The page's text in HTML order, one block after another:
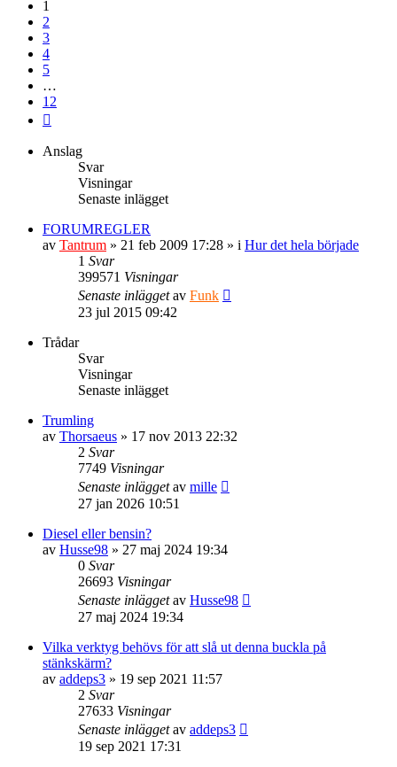
1
2
3
4
5
…
12
Anslag
Svar
Visningar
Senaste inlägget
FORUMREGLER
av Tantrum » 21 feb 2009 17:28 » i Hur det hela började
1 Svar
399571 Visningar
Senaste inläggetav Funk
23 jul 2015 09:42
Trådar
Svar
Visningar
Senaste inlägget
Trumling
av Thorsaeus » 17 nov 2013 22:32
2 Svar
7749 Visningar
Senaste inläggetav mille
27 jan 2026 10:51
Diesel eller bensin?
av Husse98 » 27 maj 2024 19:34
0 Svar
26693 Visningar
Senaste inläggetav Husse98
27 maj 2024 19:34
Vilka verktyg behövs för att slå ut denna buckla på
stänkskärm?
av addeps3 » 19 sep 2021 11:57
2 Svar
27633 Visningar
Senaste inläggetav addeps3
19 sep 2021 17:31